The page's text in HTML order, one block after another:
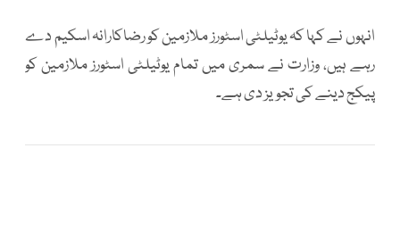
انہوں نے کہا کہ یوٹیلٹی اسٹورز ملازمین کو رضاکارانہ اسکیم دے
رہے ہیں، وزارت نے سمری میں تمام یوٹیلٹی اسٹورز ملازمین کو
پیکج دینے کی تجویز دی ہے۔